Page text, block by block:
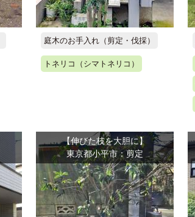
庭木のお手入れ（剪定・伐採）
トネリコ（シマトネリコ）
【伸びた枝を大胆に】
東京都小平市：剪定